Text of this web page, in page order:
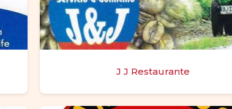
J J Restaurante